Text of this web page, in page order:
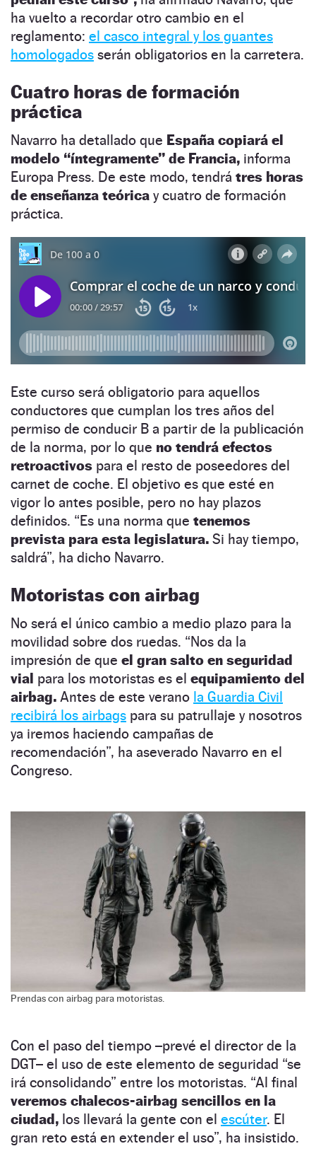
ha vuelto a recordar otro cambio en el
reglamento: el casco integral y los guantes
homologados serán obligatorios en la carretera.
Cuatro horas de formación
práctica
Navarro ha detallado que España copiará el
modelo “íntegramente” de Francia, informa
Europa Press. De este modo, tendrá tres horas
de enseñanza teórica y cuatro de formación
práctica.
Este curso será obligatorio para aquellos
conductores que cumplan los tres años del
permiso de conducir B a partir de la publicación
de la norma, por lo que no tendrá efectos
retroactivos para el resto de poseedores del
carnet de coche. El objetivo es que esté en
vigor lo antes posible, pero no hay plazos
definidos. “Es una norma que tenemos
prevista para esta legislatura. Si hay tiempo,
saldrá”, ha dicho Navarro.
Motoristas con airbag
No será el único cambio a medio plazo para la
movilidad sobre dos ruedas. “Nos da la
impresión de que el gran salto en seguridad
vial para los motoristas es el equipamiento del
airbag. Antes de este verano la Guardia Civil
recibirá los airbags para su patrullaje y nosotros
ya iremos haciendo campañas de
recomendación”, ha aseverado Navarro en el
Congreso.
Prendas con airbag para motoristas.
Con el paso del tiempo –prevé el director de la
DGT– el uso de este elemento de seguridad “se
irá consolidando” entre los motoristas. “Al final
veremos chalecos-airbag sencillos en la
ciudad, los llevará la gente con el escúter. El
gran reto está en extender el uso”, ha insistido.